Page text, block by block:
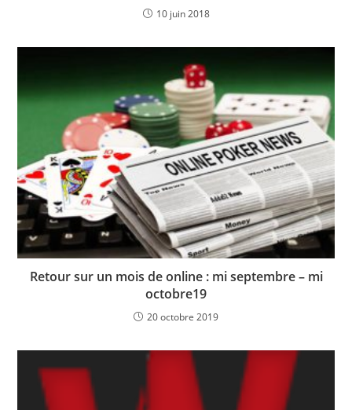
10 juin 2018
Retour sur un mois de online : mi septembre – mi
octobre19
20 octobre 2019